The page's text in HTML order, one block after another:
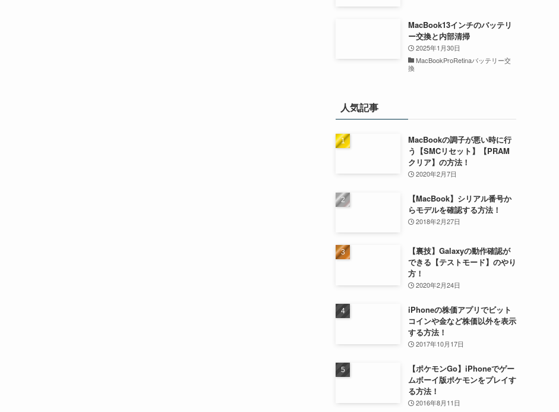
MacBook13インチのバッテリ
ー交換と内部清掃
2025年1月30日
MacBookProRetinaバッテリー交
換
人気記事
MacBookの調子が悪い時に行
う【SMCリセット】【PRAM
クリア】の方法！
2020年2月7日
【MacBook】シリアル番号か
らモデルを確認する方法！
2018年2月27日
【裏技】Galaxyの動作確認が
できる【テストモード】のやり
方！
2020年2月24日
iPhoneの株価アプリでビット
コインや金など株価以外を表示
する方法！
2017年10月17日
【ポケモンGo】iPhoneでゲー
ムボーイ版ポケモンをプレイす
る方法！
2016年8月11日